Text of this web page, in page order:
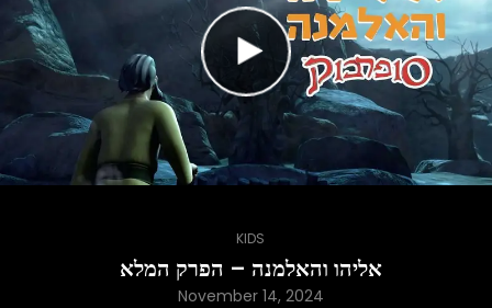
KIDS
אליהו והאלמנה – הפרק המלא
November 14, 2024